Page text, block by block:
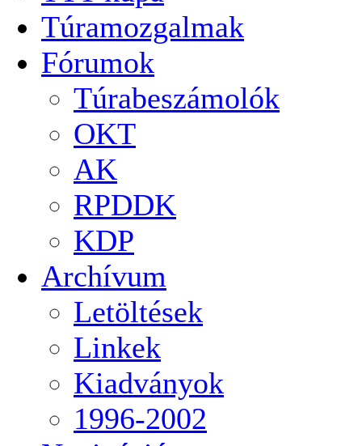
Túramozgalmak
Fórumok
Túrabeszámolók
OKT
AK
RPDDK
KDP
Archívum
Letöltések
Linkek
Kiadványok
1996-2002